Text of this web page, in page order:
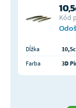
Kód
Dĺžka
Farba
3D